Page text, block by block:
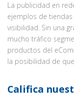
La publicidad en
ejemplos de
visibilidad. Sin una
mucho tráfico
productos del
la posibilidad de
Califica